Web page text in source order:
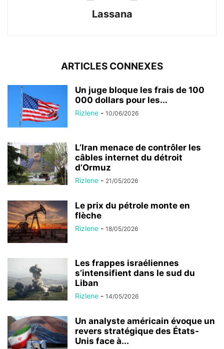
Lassana
ARTICLES CONNEXES
Un juge bloque les frais de 100
000 dollars pour les...
Rizlene - 10/06/2026
L’Iran menace de contrôler les
câbles internet du détroit
d’Ormuz
Rizlene - 21/05/2026
Le prix du pétrole monte en
flèche
Rizlene - 18/05/2026
Les frappes israéliennes
s’intensifient dans le sud du
Liban
Rizlene - 14/05/2026
Un analyste américain évoque un
revers stratégique des États-
Unis face à...